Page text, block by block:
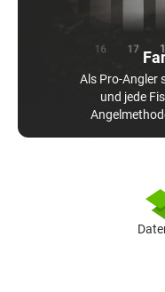
Als Pro-Angler
und jede